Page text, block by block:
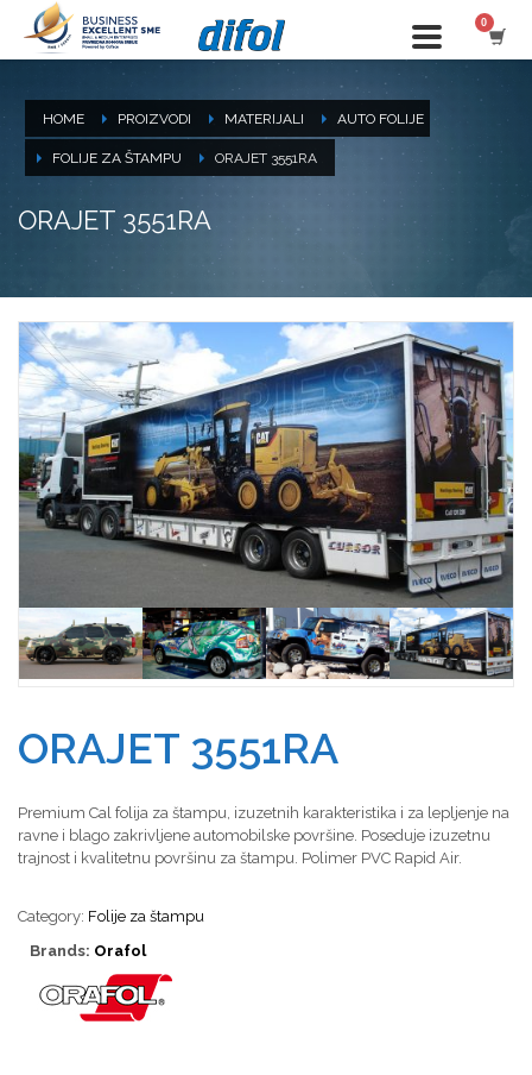
HOME PROIZVODI MATERIJALI AUTO FOLIJE
FOLIJE ZA ŠTAMPU ORAJET 3551RA
ORAJET 3551RA
ORAJET 3551RA
Premium Cal folija za štampu, izuzetnih karakteristika i za lepljenje na
ravne i blago zakrivljene automobilske površine. Poseduje izuzetnu
trajnost i kvalitetnu površinu za štampu. Polimer PVC Rapid Air.
Category: Folije za štampu
Brands: Orafol